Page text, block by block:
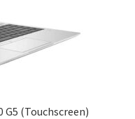
(Touchscreen)